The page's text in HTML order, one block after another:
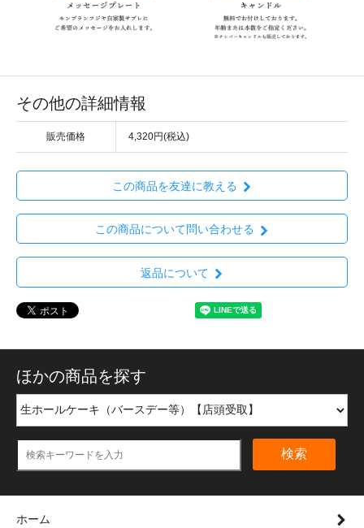
その他の詳細情報
販売価格 4,320円(税込)
この商品を友達に教える
この商品について問い合わせる
返品について
ほかの商品を探す
検索
ホーム